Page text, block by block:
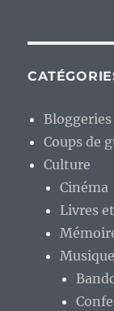
Bloggeries
Coups de
Culture
Cinéma
Livres
Musique